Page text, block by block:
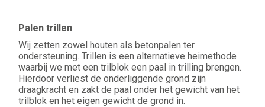
Palen trillen
Wij zetten zowel houten als betonpalen ter
ondersteuning. Trillen is een alternatieve heimethode
waarbij we met een trilblok een paal in trilling brengen.
Hierdoor verliest de onderliggende grond zijn
draagkracht en zakt de paal onder het gewicht van het
trilblok en het eigen gewicht de grond in.